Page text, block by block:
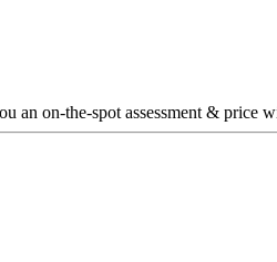
an on-the-spot assessment & price